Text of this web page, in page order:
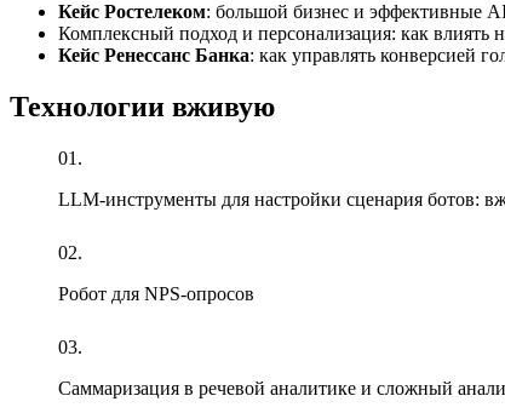
Кейс Ростелеком: большой бизнес и эффективные
Комплексный подход и персонализация: как влиять
Кейс Ренессанс Банка: как управлять конверсией
Технологии вживую
01.
LLM-инструменты для настройки сценария ботов:
02.
Робот для NPS-опросов
03.
Саммаризация в речевой аналитике и сложный